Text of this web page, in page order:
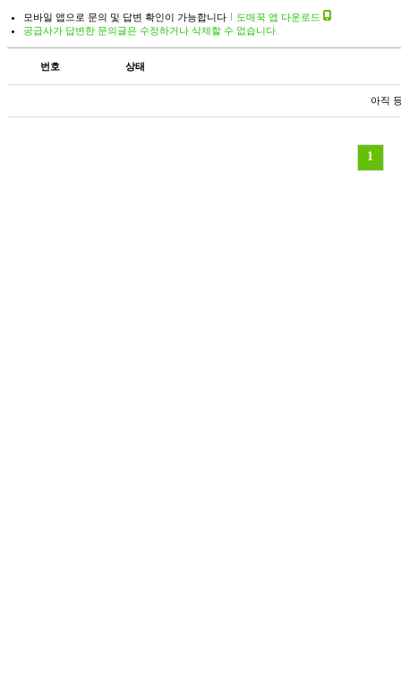
모바일 앱으로 문의 및 답변 확인이 가능합니다
도매꾹 앱 다운로드
공급사가 답변한 문의글은 수정하거나 삭제할 수 없습니다.
번호 상태
아직
1